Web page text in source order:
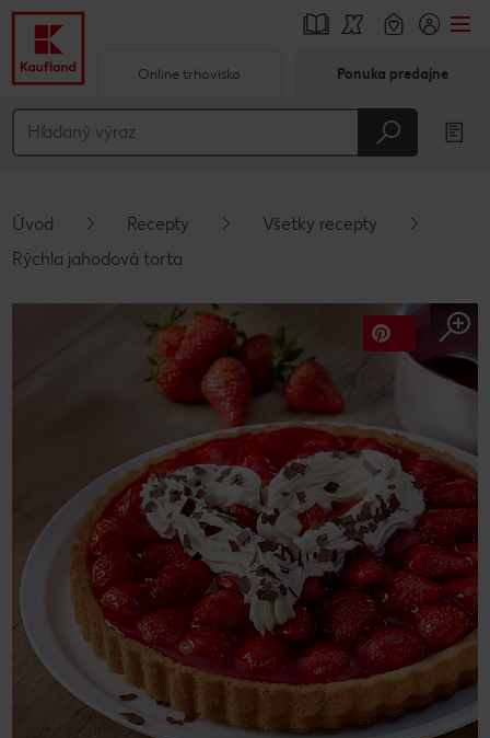
Hlavný obsah
Vyskakovací bočný panel
Online trhovisko Ponuka predajne
Úvod Recepty
Všetky recepty
Rýchla jahodová torta